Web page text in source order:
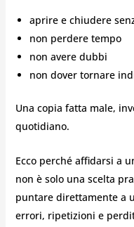
aprire e chiudere
non perdere tempo
non avere dubbi
non dover tornare
Una copia fatta male,
quotidiano.
Ecco perché affidarsi a
non è solo una scelta
puntare direttamente a
errori, ripetizioni e